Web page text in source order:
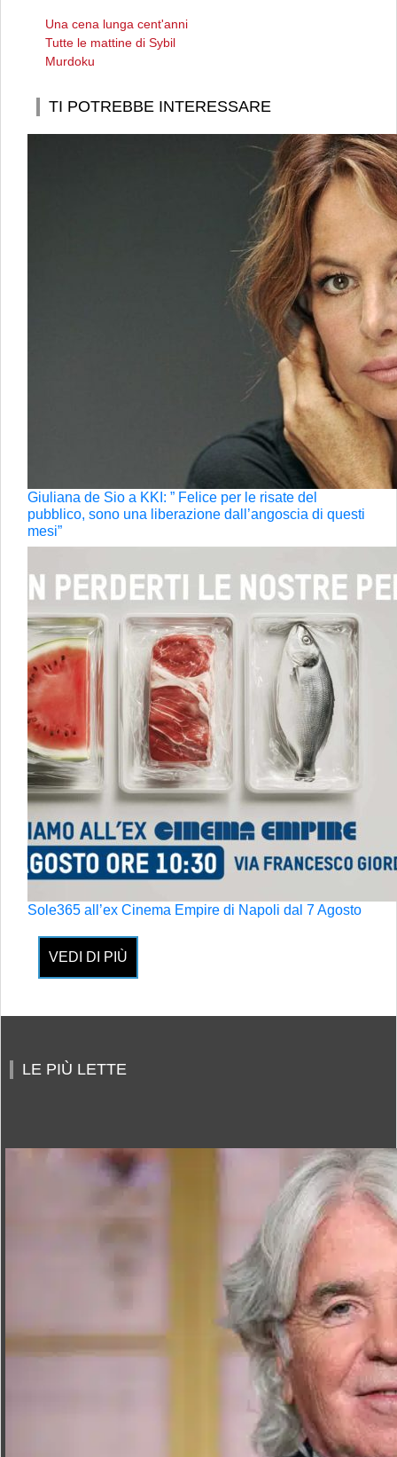
Una cena lunga cent'anni
Tutte le mattine di Sybil
Murdoku
TI POTREBBE INTERESSARE
Giuliana de Sio a KKI: ” Felice per le risate del
pubblico, sono una liberazione dall’angoscia di questi
mesi”
Sole365 all’ex Cinema Empire di Napoli dal 7 Agosto
VEDI DI PIÙ
LE PIÙ LETTE